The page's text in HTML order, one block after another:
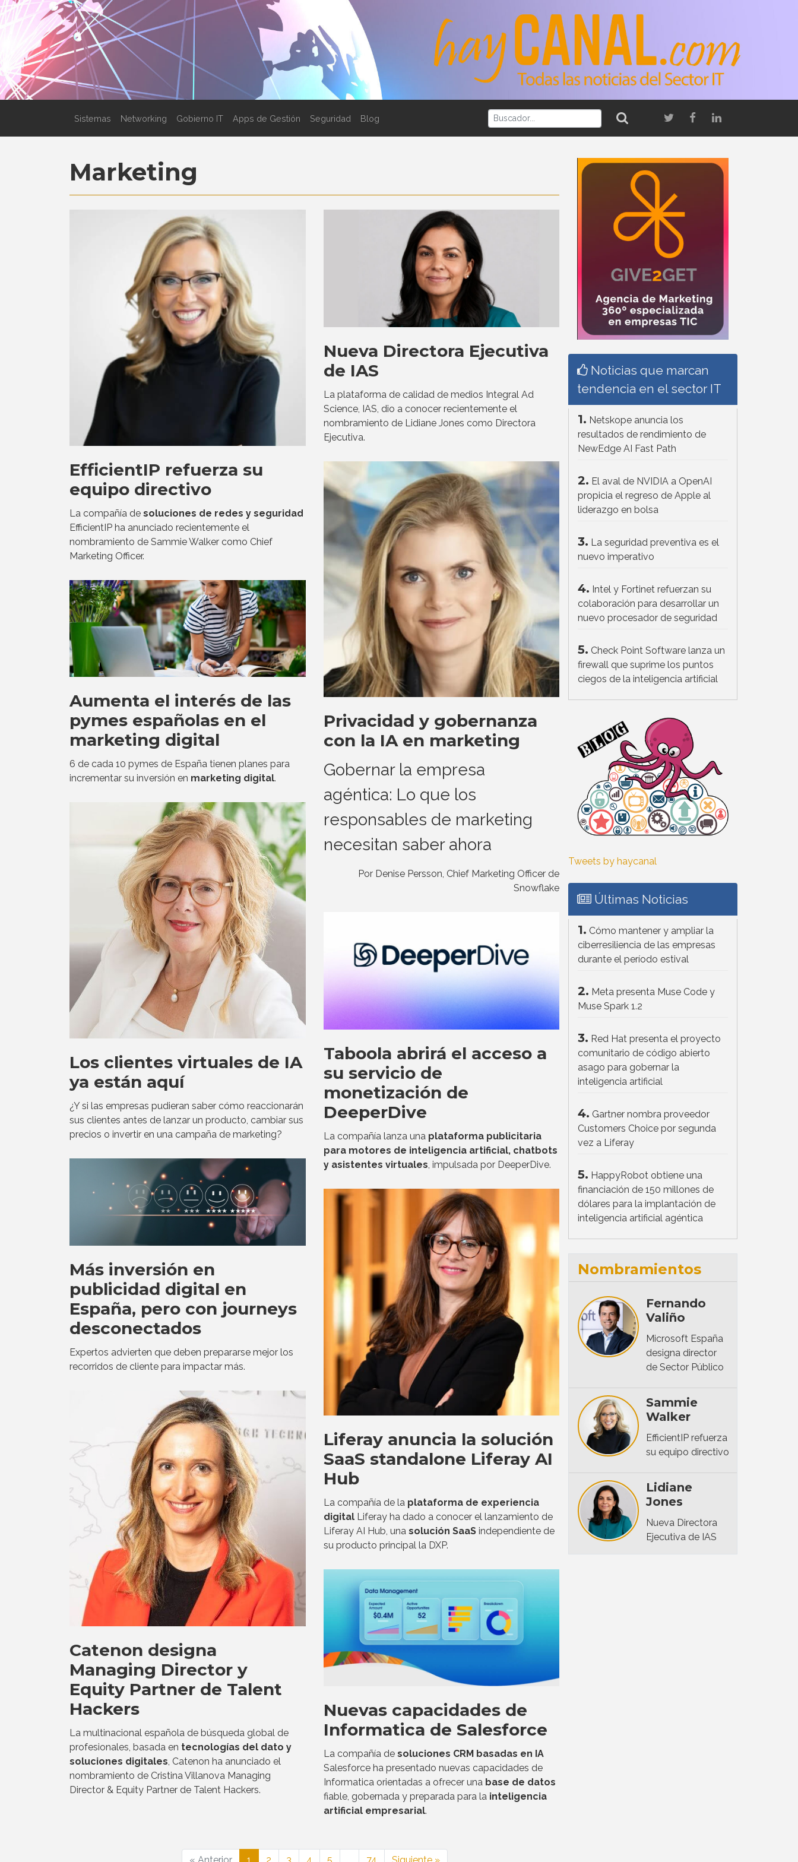
Sistemas Networking Gobierno IT Apps de Gestión Seguridad Blog
Marketing
EfficientIP refuerza su
equipo directivo
La compañía de soluciones de redes y seguridad
EfficientIP ha anunciado recientemente el
nombramiento de Sammie Walker como Chief
Marketing Officer.
Aumenta el interés de las
pymes españolas en el
marketing digital
6 de cada 10 pymes de España tienen planes para
incrementar su inversión en marketing digital.
Los clientes virtuales de IA
ya están aquí
¿Y si las empresas pudieran saber cómo reaccionarán
sus clientes antes de lanzar un producto, cambiar sus
precios o invertir en una campaña de marketing?
Más inversión en
publicidad digital en
España, pero con journeys
desconectados
Expertos advierten que deben prepararse mejor los
recorridos de cliente para impactar más.
Catenon designa
Managing Director y
Equity Partner de Talent
Hackers
La multinacional española de búsqueda global de
profesionales, basada en tecnologías del dato y
soluciones digitales, Catenon ha anunciado el
nombramiento de Cristina Villanova Managing
Director & Equity Partner de Talent Hackers.
Nueva Directora Ejecutiva
de IAS
La plataforma de calidad de medios Integral Ad
Science, IAS, dio a conocer recientemente el
nombramiento de Lidiane Jones como Directora
Ejecutiva.
Privacidad y gobernanza
con la IA en marketing
Gobernar la empresa
agéntica: Lo que los
responsables de marketing
necesitan saber ahora
Por Denise Persson, Chief Marketing Officer de
Snowflake
Taboola abrirá el acceso a
su servicio de
monetización de
DeeperDive
La compañía lanza una plataforma publicitaria
para motores de inteligencia artificial, chatbots
y asistentes virtuales, impulsada por DeeperDive.
Liferay anuncia la solución
SaaS standalone Liferay AI
Hub
La compañía de la plataforma de experiencia
digitalLiferay ha dado a conocer el lanzamiento de
Liferay AI Hub, una solución SaaSindependiente de
su producto principal la DXP.
Nuevas capacidades de
Informatica de Salesforce
La compañía de soluciones CRM basadas en IA
Salesforce ha presentado nuevas capacidades de
Informatica orientadas a ofrecer una base de datos
fiable, gobernada y preparada para la inteligencia
artificial empresarial.
Noticias que marcan
tendencia en el sector IT
1. Netskope anuncia los
resultados de rendimiento de
NewEdge AI Fast Path
2. El aval de NVIDIA a OpenAI
propicia el regreso de Apple al
liderazgo en bolsa
3. La seguridad preventiva es el
nuevo imperativo
4. Intel y Fortinet refuerzan su
colaboración para desarrollar un
nuevo procesador de seguridad
5. Check Point Software lanza un
firewall que suprime los puntos
ciegos de la inteligencia artificial
Tweets by haycanal
Últimas Noticias
1. Cómo mantener y ampliar la
ciberresiliencia de las empresas
durante el período estival
2. Meta presenta Muse Code y
Muse Spark 1.2
3. Red Hat presenta el proyecto
comunitario de código abierto
asago para gobernar la
inteligencia artificial
4. Gartner nombra proveedor
Customers Choice por segunda
vez a Liferay
5. HappyRobot obtiene una
financiación de 150 millones de
dólares para la implantación de
inteligencia artificial agéntica
Nombramientos
Fernando
Valiño
Microsoft España
designa director
de Sector Público
Sammie
Walker
EfficientIP refuerza
su equipo directivo
Lidiane
Jones
Nueva Directora
Ejecutiva de IAS